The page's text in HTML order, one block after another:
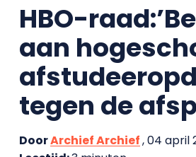
HBO-
aan
tegen de
DoorArchief Archief, 04 april